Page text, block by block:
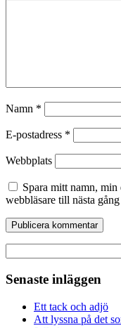
Namn *
E-postadress *
Webbplats
Spara mitt namn, min
webbläsare till nästa
efter:
Senaste inläggen
Ett tack och adjö
Att lyssna på det